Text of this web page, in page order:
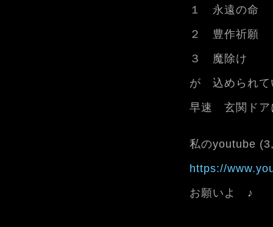
１ 永遠の命
２ 豊作祈願
３ 魔除け
が 込められ
早速 玄関ド
私のyoutube
https://
お願いよ ♪